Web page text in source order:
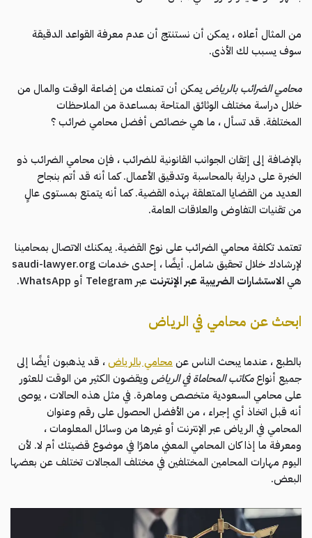
من المثال أعلاه ، يمكن أن نستنتج أن عدم معرفة القواعد الدقيقة
سوف يسبب لك الأذى.
محامي الضرائب بالرياض يمكن أن تمنعك من إضاعة الوقت والمال من
خلال دراسة مختلف الوثائق المتاحة بمساعدة من الملاحظات
المختلفة. قد تسأل ، ما هي خصائص أفضل محامي ضرائب ؟
بالإضافة إلى إتقان الجوانب القانونية للضرائب ، فإن محامي الضرائب ذو
الخبرة على دراية بالمحاسبة وتدقيق الأعمال. كما أنه قد أتم بنجاح
العديد من القضايا المتعلقة بهذه القضية. كما أنه يتمتع بمستوى عالٍ
من تقنيات التفاوض والعلاقات العامة.
تعتمد تكلفة محامي الضرائب على نوع القضية. يمكنك الاتصال بمحامينا
لإرشادك خلال تحقيق شامل. أيضًا ، إحدى خدمات saudi-lawyer.org
هيالاستشارات الضريبية عبر الإنترنت عبر Telegram أو WhatsApp.
ابحث عن محامي في الرياض
بالطبع ، عندما يبحث الناس عن محامي بالرياض، قد يذهبون أيضًا إلى
جميع أنواعمكاتب المحاماة في الرياض ويقضون الكثير من الوقت للعثور
على محامي السعودية متخصص وماهرة. في مثل هذه الحالات ، يوصى
أنه قبل اتخاذ أي إجراء ، من الأفضل الحصول على رقم وعنوان
المحامي في الرياض عبر الإنترنت أو غيرها من وسائل المعلومات ،
ومعرفة ما إذا كان المحامي المعني ماهرًا في موضوع قضيتك أم لا. لأن
اليوم مهارات المحامين المختلفين في مختلف المجالات تختلف عن بعضها
البعض.